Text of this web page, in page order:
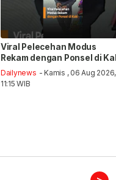
Viral Pelecehan Modus
Rekam dengan Ponsel di
Dailynews - Kamis , 06 Aug 2026,
11:15 WIB